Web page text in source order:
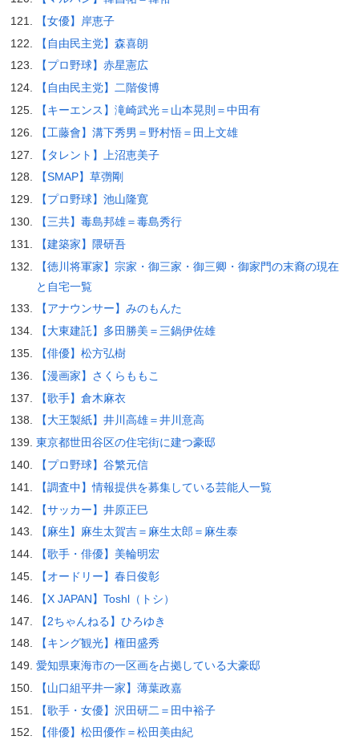
【女優】岸恵子
【自由民主党】森喜朗
【プロ野球】赤星憲広
【自由民主党】二階俊博
【キーエンス】滝崎武光＝山本晃則＝中田有
【工藤會】溝下秀男＝野村悟＝田上文雄
【タレント】上沼恵美子
【SMAP】草彅剛
【プロ野球】池山隆寛
【三共】毒島邦雄＝毒島秀行
【建築家】隈研吾
【徳川将軍家】宗家・御三家・御三卿・御家門の末裔の現在
と自宅一覧
【アナウンサー】みのもんた
【大東建託】多田勝美＝三鍋伊佐雄
【俳優】松方弘樹
【漫画家】さくらももこ
【歌手】倉木麻衣
【大王製紙】井川高雄＝井川意高
東京都世田谷区の住宅街に建つ豪邸
【プロ野球】谷繁元信
【調査中】情報提供を募集している芸能人一覧
【サッカー】井原正巳
【麻生】麻生太賀吉＝麻生太郎＝麻生泰
【歌手・俳優】美輪明宏
【オードリー】春日俊彰
【X JAPAN】Toshl（トシ）
【2ちゃんねる】ひろゆき
【キング観光】権田盛秀
愛知県東海市の一区画を占拠している大豪邸
【山口組平井一家】薄葉政嘉
【歌手・女優】沢田研二＝田中裕子
【俳優】松田優作＝松田美由紀